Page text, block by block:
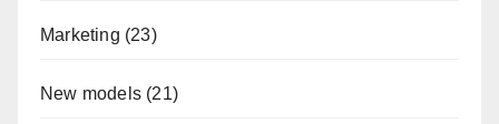
Marketing (23)
New models (21)